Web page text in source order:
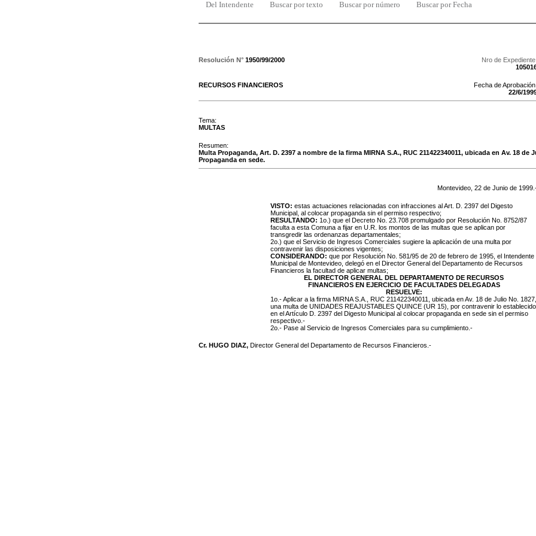
Del Intendente Buscar por texto Buscar por número Buscar por Fecha
Resolución N° 1950/99/2000
Nro de
RECURSOS FINANCIEROS
Fecha de
22/6/
Tema:
MULTAS
Resumen:
Multa Propaganda, Art. D. 2397 a nombre de la firma MIRNA S.A., RUC 211422340011, ubicada en Av. 18 de
Propaganda en sede.
Montevideo, 22 de Junio de 1999
VISTO: estas actuaciones relacionadas con infracciones al Art. D. 2397 del Digesto
Municipal, al colocar propaganda sin el permiso respectivo;
RESULTANDO: 1o.) que el Decreto No. 23.708 promulgado por Resolución No. 8752/87
faculta a esta Comuna a fijar en U.R. los montos de las multas que se aplican por
transgredir las ordenanzas departamentales;
2o.) que el Servicio de Ingresos Comerciales sugiere la aplicación de una multa por
contravenir las disposiciones vigentes;
CONSIDERANDO: que por Resolución No. 581/95 de 20 de febrero de 1995, el Intendente
Municipal de Montevideo, delegó en el Director General del Departamento de Recursos
Financieros la facultad de aplicar multas;
EL DIRECTOR GENERAL DEL DEPARTAMENTO DE RECURSOS
FINANCIEROS EN EJERCICIO DE FACULTADES DELEGADAS
RESUELVE:
1o.- Aplicar a la firma MIRNA S.A., RUC 211422340011 , ubicada enAv. 18 de Julio No. 1827
una multa de UNIDADES REAJUSTABLES QUINCE (UR 15) , por contravenir lo establecido
en el Artículo D. 2397 del Digesto Municipal al colocar propaganda en sede sin el permiso
respectivo.-
2o.- Pase al Servicio de Ingresos Comerciales para su cumplimiento.-
Cr. HUGO DIAZ, Director General del Departamento de Recursos Financieros.-